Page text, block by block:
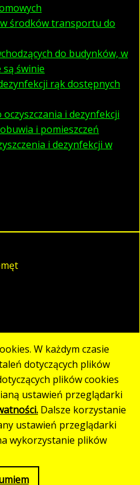
środków transportu do
do budynków, w
świnie
rąk dostępnych
oczyszczania i dezynfekcji
i pomieszczeń
i dezynfekcji w
WCAG 2.1
W każdym czasie
dotyczących plików
plików cookies
ustawień przeglądarki
Dalsze korzystanie
ustawień przeglądarki
wykorzystanie plików